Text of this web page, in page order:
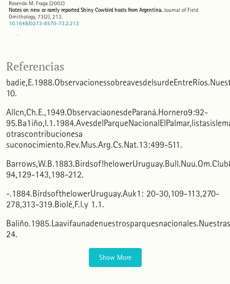
Rosendo M. Fraga (2002)
Notes on new or rarely reported Shiny Cowbird hosts from Argentina. Journal of Field
Ornithology, 73(2), 213.
10.1648/0273-8570-73.2.213
Ursino, Carolina Facchinetti, Josep del Hoyo, Andrew Elliott, Jordi Sargatal, David Christie,
Eduardo de Juana, Maria G. Smith
10.2173/bow.rewtin1.01.1
N. J. Collar, D. C. Wege (1995)
The distribution and conservation status of the Bearded TachuriPolystictus pectoralis. Bird
Conservation International, 5(2-3), 367.
10.1017/S0959270900001106
Referencias
10.
Allcn,Ch.E.,1949.ObservaciaonesdeParaná.Hornero9:92-
otrascontribucionesa
suconocimiento.Rev.Mus.Arg.Cs.Nat.13:499-511.
94,129-143,198-212.
-.1884.BirdsofthelowerUruguay.Auk1: 20-30,109-113,270-
278,313-319.Biolé,F.l.y 1.1.
24.
Show More